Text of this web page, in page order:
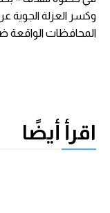
وكسر العزلة الجوية
المحافظات الواقعة
اقرأ أيضًا